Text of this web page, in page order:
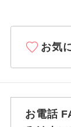
お気
お電話